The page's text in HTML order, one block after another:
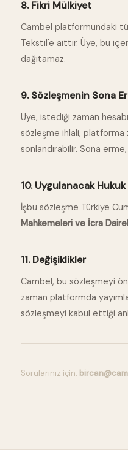
8. Fikri Mülkiyet
Cambel platformundaki
Tekstil'e aittir. Üye, bu
dağıtamaz.
9. Sözleşmenin Sona
Üye, istediği zaman
sözleşme ihlali,
sonlandırabilir. Sona
10. Uygulanacak
İşbu sözleşme Türkiye
Mahkemeleri ve İcra
11. Değişiklikler
Cambel, bu sözleşmeyi
zaman platformda
sözleşmeyi kabul ettiği
Sorularınız için: